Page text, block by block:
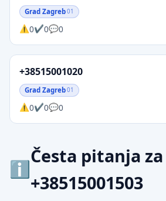
Grad Zagreb01
0 0 0
+38515001020
Grad Zagreb01
0 0 0
Česta pitanja
+38515001503